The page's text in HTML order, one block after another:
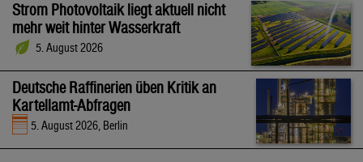
Strom Photovoltaik liegt aktuell nicht
mehr weit hinter Wasserkraft
5. August 2026
Deutsche Raffinerien üben Kritik an
Kartellamt-Abfragen
5. August 2026, Berlin